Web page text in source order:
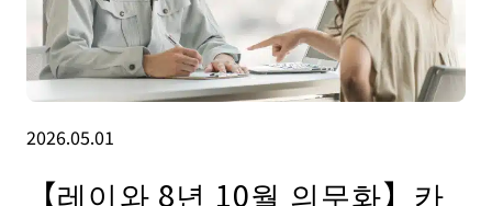
2026.05.01
【레이와 8년 10월 의무화】카